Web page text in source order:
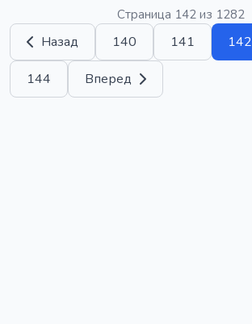
Страница 142 из 1282
Назад 140 141 142
144 Вперед